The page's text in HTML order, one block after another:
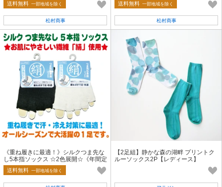
送料無料 一部地域を除く
松村商事
送料無料 一部地域を除く
松村商事
《重ね履きに最適！》シルクつま先な
し5本指ソックス ☆2色展開☆《年間定
番》
送料無料 一部地域を除く
【2足組】静かな森の湖畔 プリントク
ルーソックス2P【レディース】